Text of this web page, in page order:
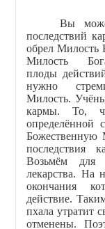
Вы можете
последствий
обрел Милость
Милость
плоды
нужно
Милость.
кармы. То,
определённой
Божественную
последствия
Возьмём для
лекарства. На
окончания
действие.
пхала утратит
отменены.